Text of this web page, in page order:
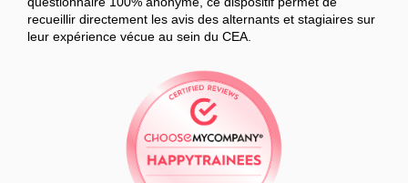
recueillir directement les avis des alternants et stagiaires sur
leur expérience vécue au sein du CEA.